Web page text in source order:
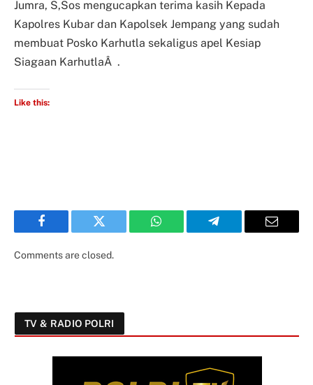
Jumra, S,Sos mengucapkan terima kasih Kepada
Kapolres Kubar dan Kapolsek Jempang yang sudah
membuat Posko Karhutla sekaligus apel Kesiap
Siagaan KarhutlaÂ .
Like this:
Facebook Twitter WhatsApp Telegram Email
Comments are closed.
TV & RADIO POLRI